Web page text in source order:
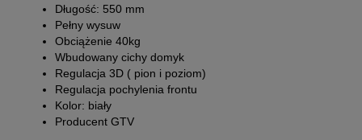
Długość: 550 mm
Pełny wysuw
Obciążenie 40kg
Wbudowany cichy domyk
Regulacja 3D ( pion i poziom)
Regulacja pochylenia frontu
Kolor: biały
Producent GTV